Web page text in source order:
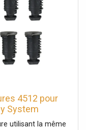
4512 pour
System
utilisant la même